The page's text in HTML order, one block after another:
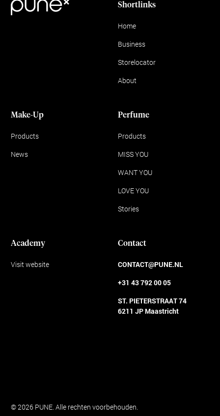
Shortlinks
Home
Business
Storelocator
About
Make-Up
Products
News
Perfume
Products
MISS YOU
WANT YOU
LOVE YOU
Stories
Academy
Visit website
Contact
CONTACT@PUNE.NL
+31 43 792 00 05
ST. PIETERSTRAAT 74
6211 JP Maastricht
© 2026 PUNE. Alle rechten voorbehouden.